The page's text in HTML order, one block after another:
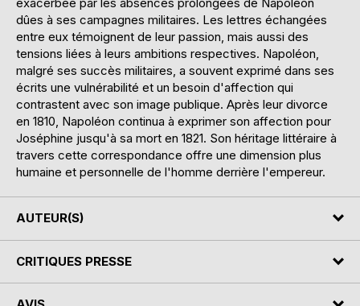
dûes à ses campagnes militaires. Les lettres échangées
entre eux témoignent de leur passion, mais aussi des
tensions liées à leurs ambitions respectives. Napoléon,
malgré ses succès militaires, a souvent exprimé dans ses
écrits une vulnérabilité et un besoin d'affection qui
contrastent avec son image publique. Après leur divorce
en 1810, Napoléon continua à exprimer son affection pour
Joséphine jusqu'à sa mort en 1821. Son héritage littéraire à
travers cette correspondance offre une dimension plus
humaine et personnelle de l'homme derrière l'empereur.
AUTEUR(S)
CRITIQUES PRESSE